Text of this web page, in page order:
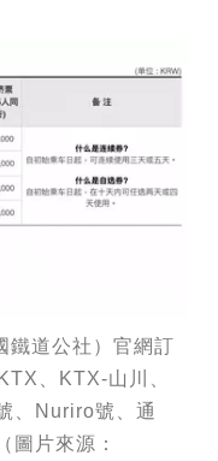
鐵道公社）官網訂
、KTX-山川、
、Nuriro號、通
圖片來源：